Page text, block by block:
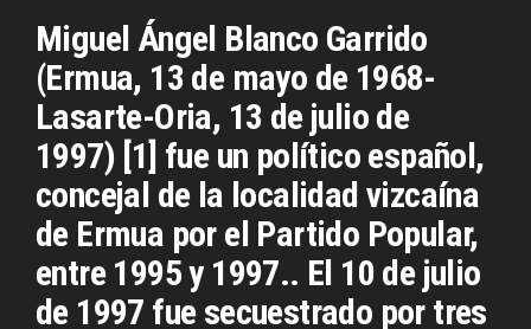
Miguel Ángel Blanco Garrido
(Ermua, 13 de mayo de 1968-
Lasarte-Oria, 13 de julio de
1997) [1] fue un político español,
concejal de la localidad vizcaína
de Ermua por el Partido Popular,
entre 1995 y 1997.. El 10 de julio
de 1997 fue secuestrado por tres